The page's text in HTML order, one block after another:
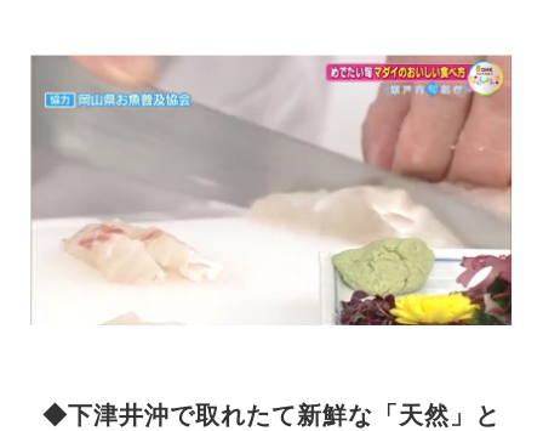
◆下津井沖で取れたて新鮮な「天然」と